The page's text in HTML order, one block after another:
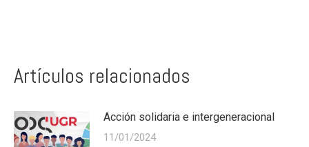
Artículos relacionados
Acción solidaria e intergeneracional
11/01/2024